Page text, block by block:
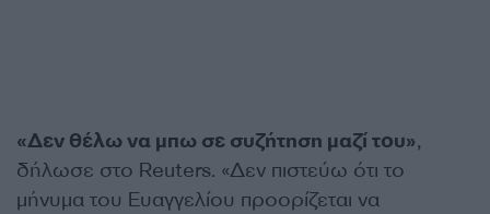
«Δεν θέλω να μπω σε συζήτηση μαζί του»,
δήλωσε στο Reuters. «Δεν πιστεύω ότι το
μήνυμα του Ευαγγελίου προορίζεται να